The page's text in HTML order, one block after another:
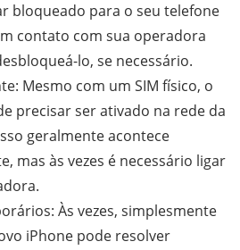
bloqueado para o seu telefone
contato com sua operadora
lo, se necessário.
Mesmo com um SIM físico, o
precisar ser ativado na rede da
geralmente acontece
mas às vezes é necessário ligar
Às vezes, simplesmente
iPhone pode resolver